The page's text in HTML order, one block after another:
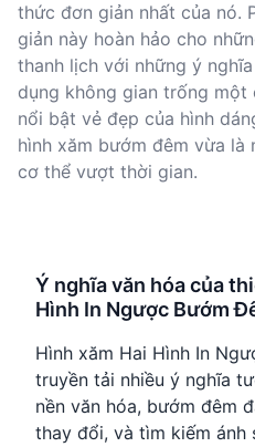
thức đơn giản nhất của nó.
giản này hoàn hảo cho
thanh lịch với những ý
dụng không gian trống một
nổi bật vẻ đẹp của hình
hình xăm bướm đêm vừa
cơ thể vượt thời gian.
Ý nghĩa văn hóa của
Hình In Ngược Bướm
Hình xăm Hai Hình In
truyền tải nhiều ý nghĩa
nền văn hóa, bướm đêm
thay đổi, và tìm kiếm ánh